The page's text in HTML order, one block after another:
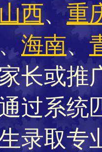
山西、重
、海南、
长或推
过系统
录取专